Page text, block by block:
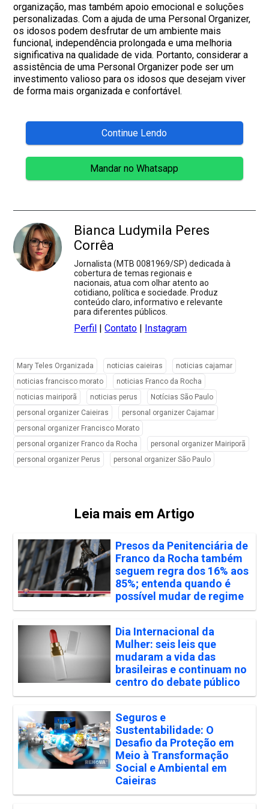
organização, mas também apoio emocional e soluções
personalizadas. Com a ajuda de uma Personal Organizer,
os idosos podem desfrutar de um ambiente mais
funcional, independência prolongada e uma melhoria
significativa na qualidade de vida. Portanto, considerar a
assistência de uma Personal Organizer pode ser um
investimento valioso para os idosos que desejam viver
de forma mais organizada e confortável.
Continue Lendo
Mandar no Whatsapp
Bianca Ludymila Peres
Corrêa
Jornalista (MTB 0081969/SP) dedicada à
cobertura de temas regionais e
nacionais, atua com olhar atento ao
cotidiano, política e sociedade. Produz
conteúdo claro, informativo e relevante
para diferentes públicos.
Perfil |Contato Instagram
Mary Teles Organizada noticias caieiras
noticias cajamar
noticias francisco morato
noticias Franco da Rocha
noticias mairiporã
noticias perus
Notícias São Paulo
personal organizer Caieiras
personal organizer Cajamar
personal organizer Francisco Morato
personal organizer Franco da Rocha
personal organizer Mairiporã
personal organizer Perus
personal organizer São Paulo
Leia mais em Artigo
Presos da Penitenciária de
Franco da Rocha também
seguem regra dos 16% aos
85%; entenda quando é
possível mudar de regime
Dia Internacional da
Mulher: seis leis que
mudaram a vida das
brasileiras e continuam no
centro do debate público
Seguros e
Sustentabilidade: O
Desafio da Proteção em
Meio à Transformação
Social e Ambiental em
Caieiras